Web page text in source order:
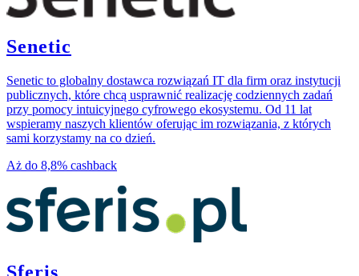
Senetic
Senetic to globalny dostawca rozwiązań IT dla firm oraz instytucji
publicznych, które chcą usprawnić realizację codziennych zadań
przy pomocy intuicyjnego cyfrowego ekosystemu. Od 11 lat
wspieramy naszych klientów oferując im rozwiązania, z których
sami korzystamy na co dzień.
Aż do 8,8% cashback